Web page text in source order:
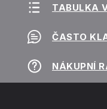
TABULKA
ČASTO
NÁKUPNÍ